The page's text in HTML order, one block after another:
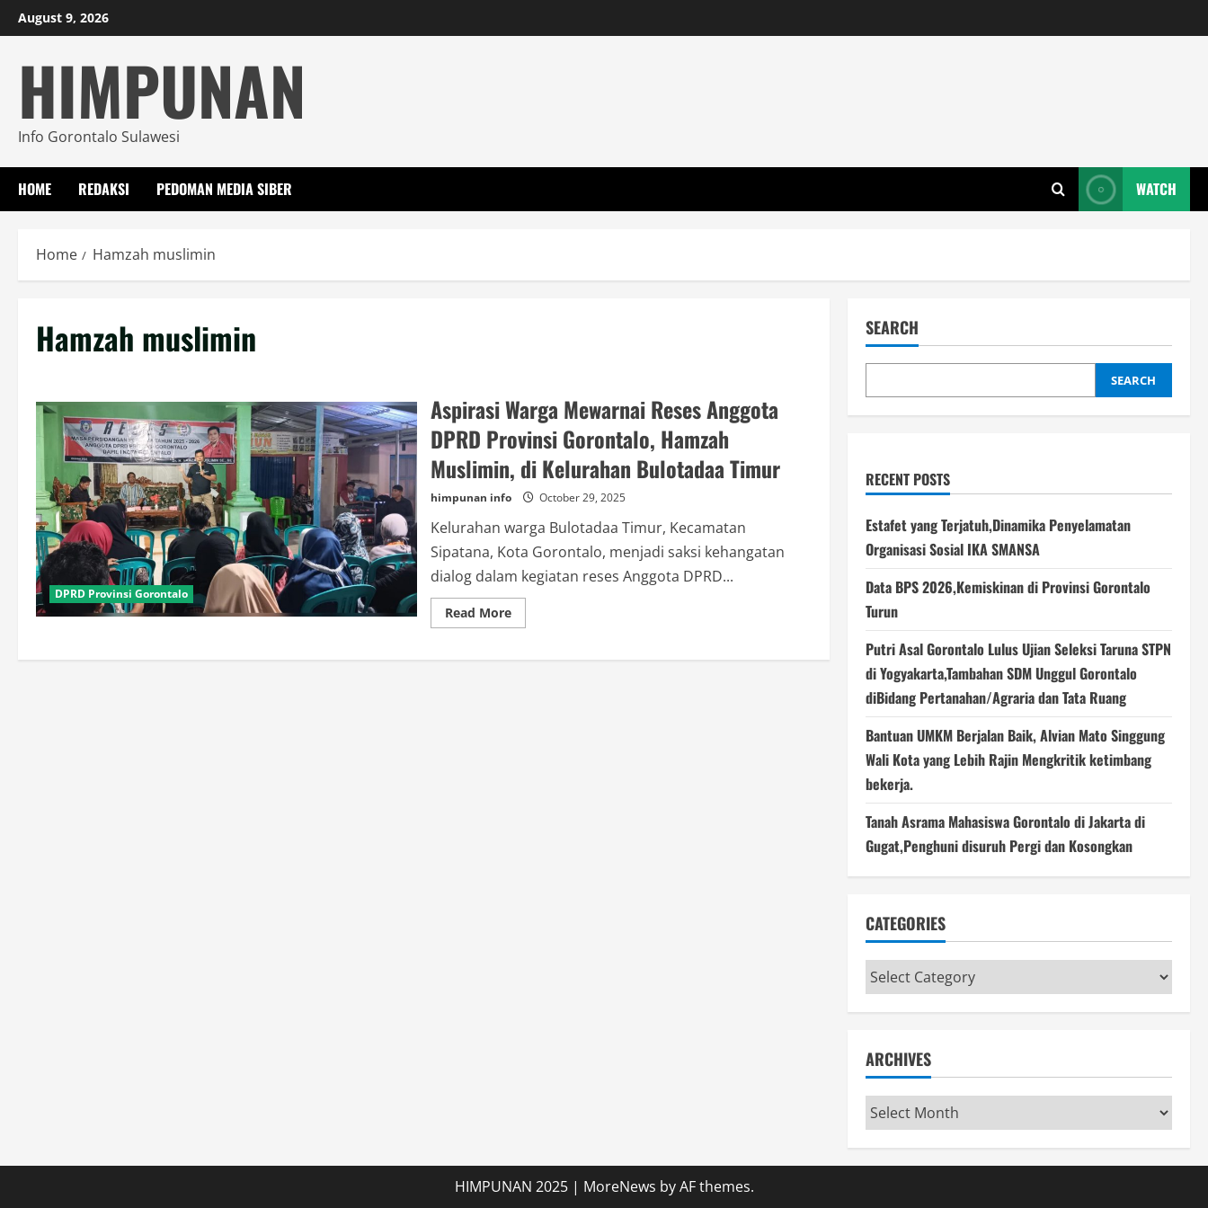
Skip
to
August 9, 2026
HIMPUNAN
Info Gorontalo Sulawesi
HOME REDAKSI PEDOMAN MEDIA SIBER WATCH
Home Hamzah muslimin
Hamzah muslimin
DPRD Provinsi Gorontalo
Aspirasi Warga Mewarnai Reses Anggota
DPRD Provinsi Gorontalo, Hamzah
Muslimin, di Kelurahan Bulotadaa Timur
himpunan info October 29, 2025
Kelurahan warga Bulotadaa Timur, Kecamatan
Sipatana, Kota Gorontalo, menjadi saksi kehangatan
dialog dalam kegiatan reses Anggota DPRD...
Read MoreRead
more
Warga
SEARCH
SEARCH
RECENT POSTS
Estafet yang Terjatuh,Dinamika Penyelamatan
Organisasi Sosial IKA SMANSA
Data BPS 2026,Kemiskinan di Provinsi Gorontalo
Turun
Putri Asal Gorontalo Lulus Ujian Seleksi Taruna STPN
di Yogyakarta,Tambahan SDM Unggul Gorontalo
diBidang Pertanahan/Agraria dan Tata Ruang
Bantuan UMKM Berjalan Baik, Alvian Mato Singgung
Wali Kota yang Lebih Rajin Mengkritik ketimbang
bekerja.
Tanah Asrama Mahasiswa Gorontalo di Jakarta di
Gugat,Penghuni disuruh Pergi dan Kosongkan
CATEGORIES
Categories
ARCHIVES
Archives
HIMPUNAN 2025 | MoreNews by AF themes.